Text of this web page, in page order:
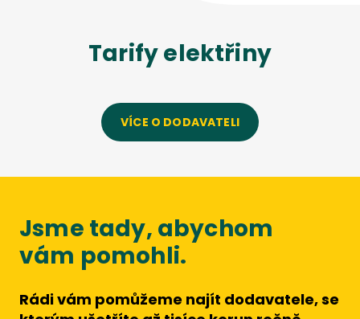
Tarifyelektřiny
VÍCE O DODAVATELI
Jsme tady, abychom
vám pomohli.
Rádi vám pomůžeme najít dodavatele, se